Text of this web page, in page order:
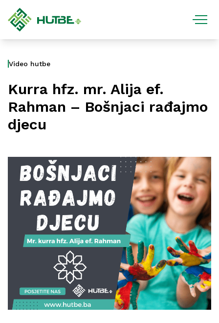
Video hutbe
Kurra hfz. mr. Alija ef.
Rahman – Bošnjaci rađajmo
djecu